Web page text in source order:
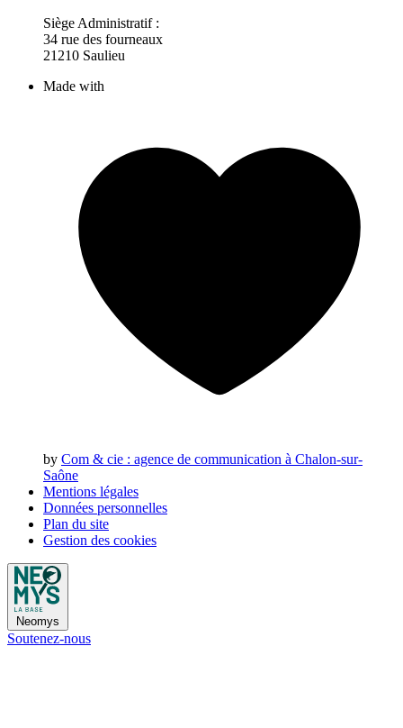
Siège Administratif :
34 rue des fourneaux
21210 Saulieu
Made with
by Com & cie : agence de communication à Chalon-sur-
Saône
Mentions légales
Données personnelles
Plan du site
Gestion des cookies
Neomys
Soutenez-nous